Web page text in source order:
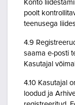
Konto
poolt
teenusega
4.9
saama e-posti
Kasutajal
4.10 Kasutajal
loodud ja